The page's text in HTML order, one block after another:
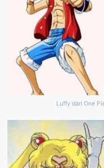
Luffy dari One